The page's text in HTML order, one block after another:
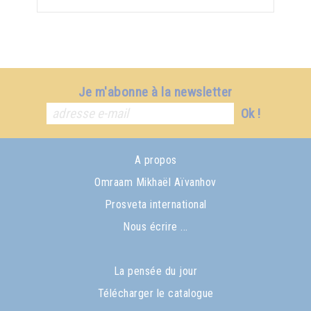
Je m'abonne à la newsletter
Ok !
A propos
Omraam Mikhaël Aïvanhov
Prosveta international
Nous écrire ...
La pensée du jour
Télécharger le catalogue